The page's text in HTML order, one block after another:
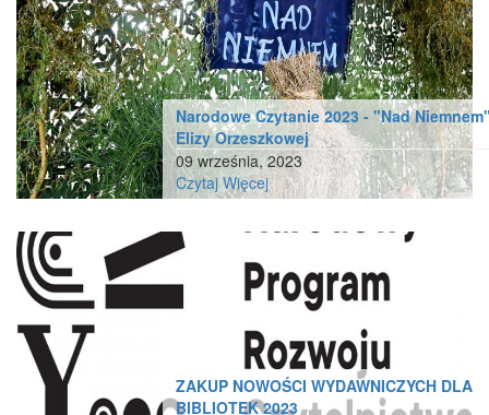
Narodowe Czytanie 2023 - "Nad
Elizy Orzeszkowej
09 września, 2023
Czytaj Więcej
ZAKUP NOWOŚCI WYDAWNICZYCH DLA
BIBLIOTEK 2023